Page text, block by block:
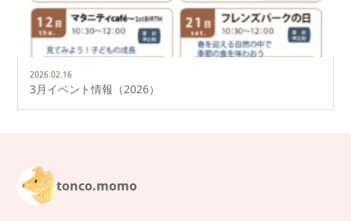
2026.02.16
3月イベント情報（2026）
tonco.momo